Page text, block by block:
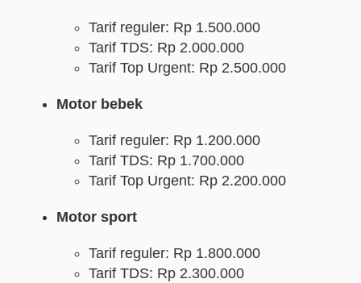
Tarif reguler: Rp 1.500.000
Tarif TDS: Rp 2.000.000
Tarif Top Urgent: Rp 2.500.000
Motor bebek
Tarif reguler: Rp 1.200.000
Tarif TDS: Rp 1.700.000
Tarif Top Urgent: Rp 2.200.000
Motor sport
Tarif reguler: Rp 1.800.000
Tarif TDS: Rp 2.300.000